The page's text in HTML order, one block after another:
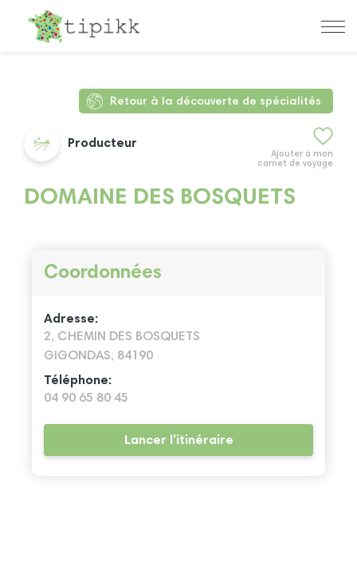
Retour à la découverte de spécialités
Ajouter à mon
carnet de voyage
Producteur
DOMAINE DES BOSQUETS
Coordonnées
Adresse:
2, CHEMIN DES BOSQUETS
GIGONDAS, 84190
Téléphone:
04 90 65 80 45
Lancer l'itinéraire